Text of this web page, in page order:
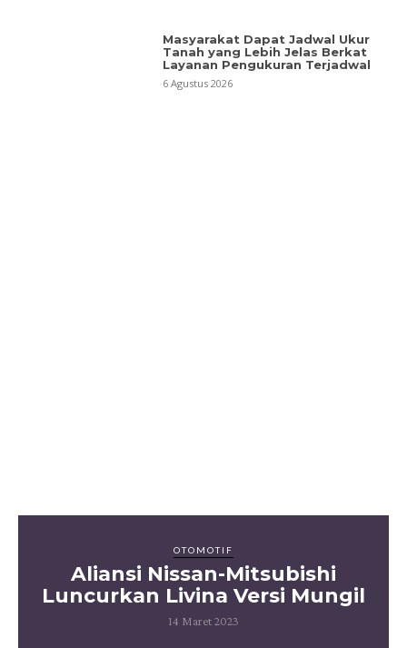
Masyarakat Dapat Jadwal Ukur
Tanah yang Lebih Jelas Berkat
Layanan Pengukuran Terjadwal
6 Agustus 2026
OTOMOTIF
Aliansi Nissan-Mitsubishi
Luncurkan Livina Versi Mungil
14 Maret 2023